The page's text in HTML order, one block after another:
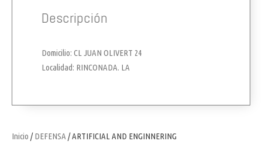
Inicio /DEFENSA / ARTIFICIAL AND ENGINNERING
Descripción
Domicilio: CL JUAN OLIVERT 24
Localidad: RINCONADA. LA